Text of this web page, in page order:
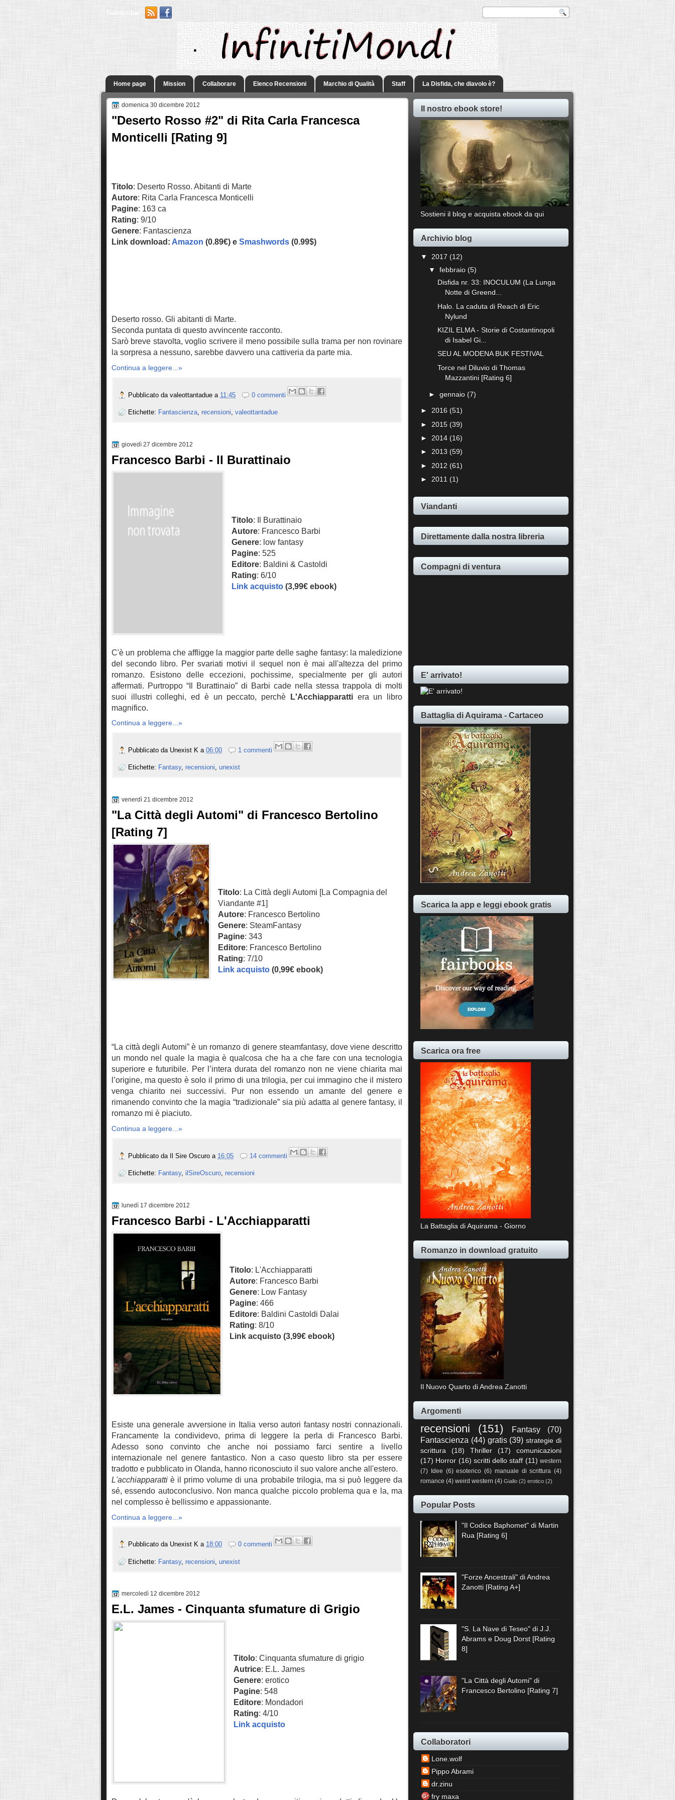
Subscribe:
.
Home page Mission Collaborare Elenco Recensioni Marchio di Qualità Staff La Disfida, che diavolo è?
domenica 30 dicembre 2012
"Deserto Rosso #2" di Rita Carla Francesca
Monticelli [Rating 9]
Titolo: Deserto Rosso. Abitanti di Marte
Autore: Rita Carla Francesca Monticelli
Pagine: 163 ca
Rating: 9/10
Genere: Fantascienza
Link download: Amazon (0.89€) e Smashwords (0.99$)
Deserto rosso. Gli abitanti di Marte.
Seconda puntata di questo avvincente racconto.
Sarò breve stavolta, voglio scrivere il meno possibile sulla trama per non rovinare
la sorpresa a nessuno, sarebbe davvero una cattiveria da parte mia.
Continua a leggere...»
Pubblicato da valeottantadue a 11:45 0 commenti
Etichette: Fantascienza recensioni valeottantadue
giovedì 27 dicembre 2012
Francesco Barbi - Il Burattinaio
Titolo: Il Burattinaio
Autore: Francesco Barbi
Genere: low fantasy
Pagine: 525
Editore: Baldini & Castoldi
Rating: 6/10
Link acquisto (3,99€ ebook)
C'è un problema che affligge la maggior parte delle saghe fantasy: la maledizione
del secondo libro. Per svariati motivi il sequel non è mai all'altezza del primo
romanzo. Esistono delle eccezioni, pochissime, specialmente per gli autori
affermati. Purtroppo “Il Burattinaio” di Barbi cade nella stessa trappola di molti
suoi illustri colleghi, ed è un peccato, perchè
L'Acchiapparatti era un libro
magnifico.
Continua a leggere...»
Pubblicato da Unexist K a 06:00 1 commenti
Etichette: Fantasy, recensioni, unexist
venerdì 21 dicembre 2012
"La Città degli Automi" di Francesco Bertolino
[Rating 7]
Titolo: LaCittà degli Automi [La Compagnia del
Viandante #1]
Autore: Francesco Bertolino
Genere: SteamFantasy
Pagine: 343
Editore: Francesco Bertolino
Rating: 7/10
Link acquisto (0,99€ ebook)
“La città degli Automi” è un romanzo di genere steamfantasy, dove viene descritto
un mondo nel quale la magia è qualcosa che ha a che fare con una tecnologia
superiore e futuribile. Per l’intera durata del romanzo non ne viene chiarita mai
l’origine, maquesto è solo il primo di una trilogia, per cui immagino che il mistero
venga chiarito nei successivi. Pur non essendo un amante del genere e
rimanendo convinto che la magia “tradizionale” sia più adatta al genere fantasy, il
romanzo mi è piaciuto.
Continua a leggere...»
Pubblicato da Il Sire Oscuro a 16:05 14 commenti
Etichette: Fantasy, ilSireOscuro, recensioni
lunedì 17 dicembre 2012
Francesco Barbi - L'Acchiapparatti
Titolo: L'Acchiapparatti
Autore: Francesco Barbi
Genere: Low Fantasy
Pagine: 466
Editore: Baldini Castoldi Dalai
Rating: 8/10
Link acquisto (3,99€ ebook)
Esiste una generale avversione in Italia verso autori fantasy nostri connazionali.
Francamente la condividevo, prima di leggere la perla di Francesco Barbi.
Adesso sono convinto che anche noi possiamo farci sentire a livello
internazionale nel genere fantastico. Non a caso questo libro sta per essere
tradotto e pubblicato in Olanda, hanno riconosciuto il suo valore anche all'estero.
L'acchiapparatti è il primo volume di una probabile trilogia, ma si può leggere da
sé, essendo autoconclusivo. Non manca qualche piccolo problema qua e la, ma
nel complesso è bellissimo e appassionante.
Continua a leggere...»
Pubblicato da Unexist K a 18:00 0 commenti
Etichette: Fantasy, recensioni unexist
mercoledì 12 dicembre 2012
E.L. James - Cinquanta sfumature di Grigio
Titolo: Cinquanta sfumature di grigio
Autrice: E.L. James
Genere: erotico
Pagine: 548
Editore: Mondadori
Rating: 4/10
Link acquisto
Il nostro ebook store!
Sostieni il blog e acquista ebook da qui
Archivio blog
▼ 2017 (12)
▼febbraio(5)
Disfida nr. 33: INOCULUM (La Lunga
Notte di Greend...
Halo. La caduta di Reach di Eric
Nylund
KIZIL ELMA - Storie di Costantinopoli
di Isabel Gi...
SEU AL MODENA BUK FESTIVAL
Torce nel Diluvio di Thomas
Mazzantini [Rating 6]
►gennaio(7)
► 2016 (51)
► 2015 (39)
► 2014 (16)
► 2013 (59)
► 2012 (61)
► 2011 (1)
Viandanti
Direttamente dalla nostra libreria
Compagni di ventura
E' arrivato!
Battaglia di Aquirama - Cartaceo
Scarica la app e leggi ebook gratis
Scarica ora free
La Battaglia di Aquirama - Giorno
Romanzo in download gratuito
Il Nuovo Quarto di Andrea Zanotti
Argomenti
recensioni (151) Fantasy
(70)
Fantascienza (44) gratis (39) strategie di
scrittura
(18) Thriller (17)
comunicazioni
(17) Horror (16) scritti dello staff (11) western
(7) Idee (6) esoterico (6) manuale di scrittura (4)
romance (4) weird western (4) Giallo (2) erotico (2)
Popular Posts
"Il Codice Baphomet" di Martin
Rua [Rating 6]
"Forze Ancestrali" di Andrea
Zanotti [Rating A+]
"S. La Nave di Teseo" di J.J.
Abrams e Doug Dorst [Rating
8]
"La Città degli Automi" di
Francesco Bertolino [Rating 7]
Collaboratori
Lone.wolf
Pippo Abrami
dr.zinu
fry maxa